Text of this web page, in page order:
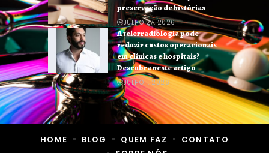
preservação de histórias
JULHO 27, 2026
A telerradiologia pode
reduzir custos operacionais
em clínicas e hospitais?
Descubra neste artigo
JULHO 1, 2026
HOME BLOG QUEM FAZ
CONTATO